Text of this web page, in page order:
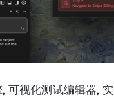
可视化测试编辑器, 实